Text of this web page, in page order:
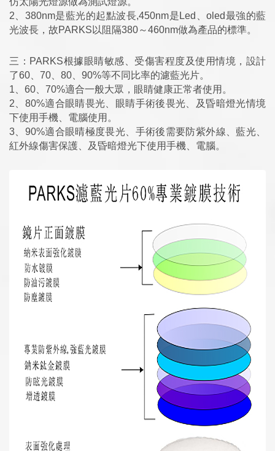
2、380nm是藍光的起點波長,450nm是Led、oled最強的藍
光波長，故PARKS以阻隔380～460nm做為產品的標準。
三：PARKS根據眼睛敏感、受傷害程度及使用情境，設計
了60、70、80、90%等不同比率的濾藍光片。
1、60、70%適合一般大眾，眼睛健康正常者使用。
2、80%適合眼睛畏光、眼睛手術後畏光、及昏暗燈光情境
下使用手機、電腦使用。
3、90%適合眼晴極度畏光、手術後需要防紫外線、藍光、
紅外線傷害保護、及昏暗燈光下使用手機、電腦。